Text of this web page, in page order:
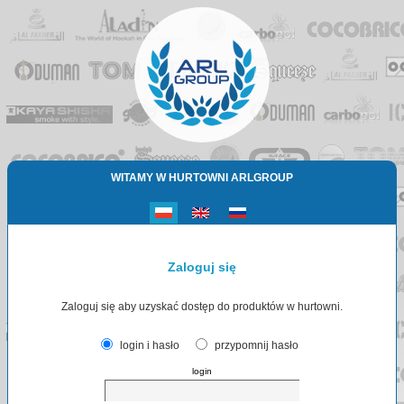
WITAMY W HURTOWNI ARLGROUP
Zaloguj się
Zaloguj się aby uzyskać dostęp do produktów w hurtowni.
login i hasło przypomnij hasło
login